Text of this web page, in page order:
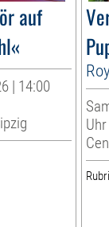
auf
| 14:00
Uhr